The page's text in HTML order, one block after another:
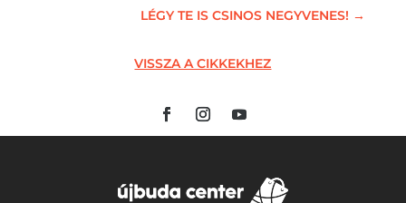
LÉGY TE IS CSINOS NEGYVENES! →
VISSZA A CIKKEKHEZ